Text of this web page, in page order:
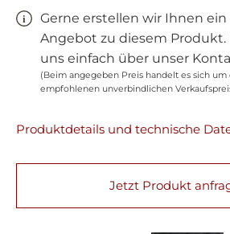
Gerne erstellen wir Ihnen
Angebot zu diesem Produkt.
uns einfach über unser
(Beim angegeben Preis handelt es sich
empfohlenen unverbindlichen
Produktdetails und technische
Jetzt Produkt